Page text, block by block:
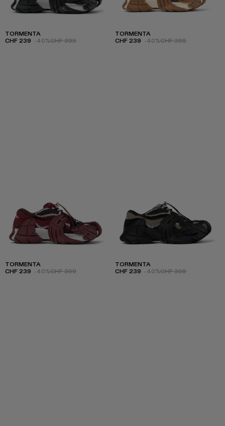
TORMENTA
CHF 239 -40%CHF 399
TORMENTA
CHF 239 -40%CHF 399
TORMENTA
CHF 239 -40%CHF 399
TORMENTA
CHF 239 -40%CHF 399